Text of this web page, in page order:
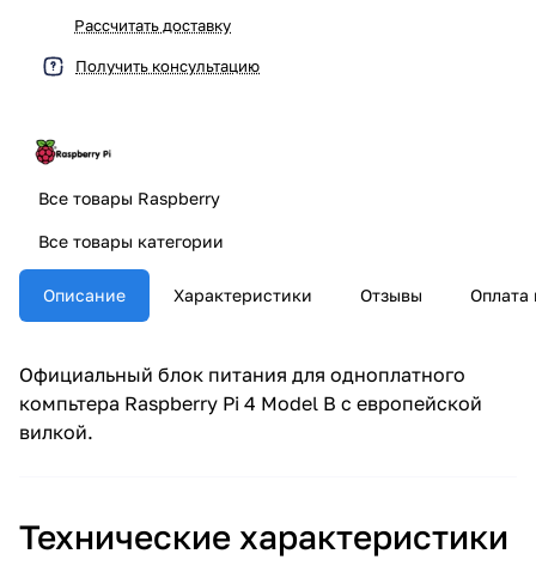
Рассчитать доставку
Получить консультацию
Все товары Raspberry
Все товары категории
Описание Характеристики Отзывы Оплата
Официальный блок питания для одноплатного
компьтера Raspberry Pi 4 Model B с европейской
вилкой.
Технические характеристики